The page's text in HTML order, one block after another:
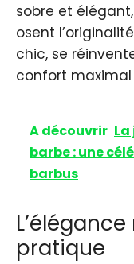
sobre et
osent
chic, se
confort
A découvrir
barbe : une
barbus
pratique